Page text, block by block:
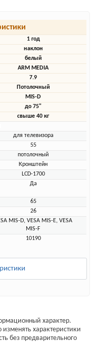
1 год
наклон
белый
ARM MEDIA
7.9
Потолочный
MIS-D
до 75"
свыше 40 кг
для телевизора
55
потолочный
Кронштейн
LCD-1700
Да
65
26
MIS-D, VESA MIS-E, VESA
MIS-F
10190
характер.
изменять характеристики
без предварительного